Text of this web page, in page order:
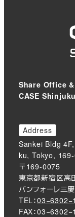
Share Office
CASE Shinjuku
Address
Sankei Bldg
ku, Tokyo,
〒169-0075
東京都新宿区高
バンフォーレ三
TEL：
FAX：